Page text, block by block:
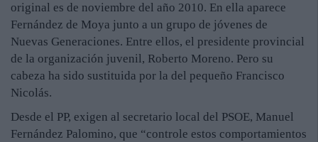
original es de noviembre del año 2010. En ella aparece
Fernández de Moya junto a un grupo de jóvenes de
Nuevas Generaciones. Entre ellos, el presidente provincial
de la organización juvenil, Roberto Moreno. Pero su
cabeza ha sido sustituida por la del pequeño Francisco
Nicolás.
Desde el PP, exigen al secretario local del PSOE, Manuel
Fernández Palomino, que “controle estos comportamientos